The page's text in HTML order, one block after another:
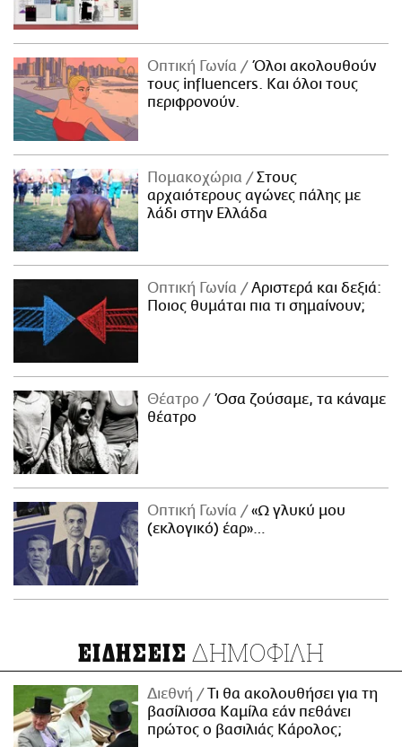
Οπτική Γωνία
Όλοι ακολουθούν
τους influencers. Και όλοι τους
περιφρονούν.
Πομακοχώρια
Στους
αρχαιότερους αγώνες πάλης με
λάδι στην Ελλάδα
Οπτική Γωνία
Αριστερά και δεξιά:
Ποιος θυμάται πια τι σημαίνουν;
Θέατρο
Όσα ζούσαμε, τα κάναμε
θέατρο
Οπτική Γωνία
«Ω γλυκύ μου
(εκλογικό) έαρ»…
ΕΙΔΗΣΕΙΣ ΔΗΜΟΦΙΛΗ
Διεθνή
Τι θα ακολουθήσει για τη
βασίλισσα Καμίλα εάν πεθάνει
πρώτος ο βασιλιάς Κάρολος;